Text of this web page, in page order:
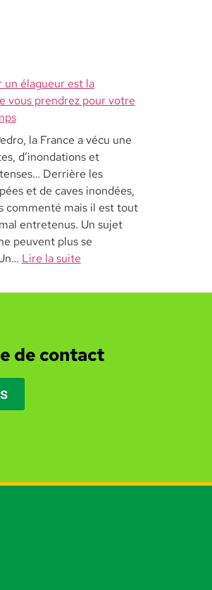
élagueur est la
vous prendrez pour votre
la France a vécu une
d’inondations et
Derrière les
et de caves inondées,
commenté mais il est tout
entretenus. Un sujet
peuvent plus se
Lire la suite
de contact